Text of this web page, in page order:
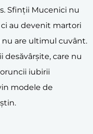
Sfinții Mucenici nu
ci au devenit martori
nu are ultimul cuvânt.
desăvârșite, care nu
iubirii
modele de